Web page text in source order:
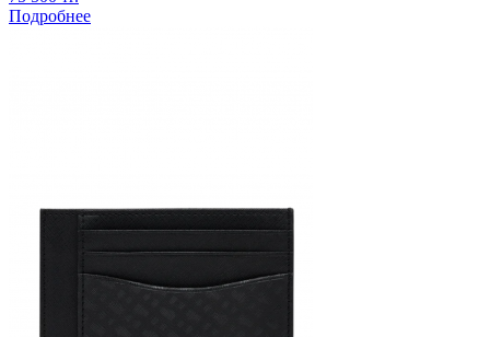
Подробнее